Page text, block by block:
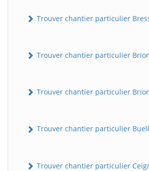
Trouver chantier particulier
Trouver chantier particulier
Trouver chantier particulier
Trouver chantier particulier
Trouver chantier particulier